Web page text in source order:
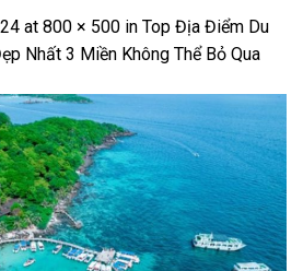
at 800 × 500 in Top Địa Điểm Du
Nhất 3 Miền Không Thể Bỏ Qua